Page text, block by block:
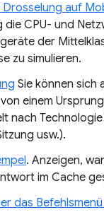
Drosselung auf
die CPU- und
der
zu simulieren.
Sie können sich
einem
nach
usw.).
. Anzeigen,
im Cache
das